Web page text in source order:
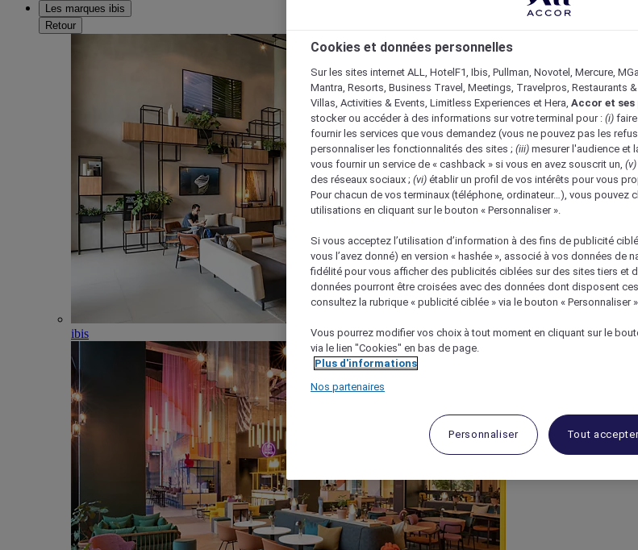
Les marques ibis
Retour
ibis
Cookies et données personnelles
Sur les sites internet ALL, HotelF1, Ibis, Pullman, Novotel, Mercure,
Mantra, Resorts, Business Travel, Meetings, Travelpros, Restaurants
Villas, Activities & Events, Limitless Experiences et Hera, Accor et
stocker ou accéder à des informations sur votre terminal pour : (i)
fournir les services que vous demandez (vous ne pouvez pas les
personnaliser les fonctionnalités des sites ; (iii) mesurer l'audience et
vous fournir un service de « cashback » si vous en avez souscrit un, (v)
des réseaux sociaux ; (vi) établir un profil de vos intérêts pour vous
Pour chacun de vos terminaux (téléphone, ordinateur…), vous pouvez
utilisations en cliquant sur le bouton « Personnaliser ».
Si vous acceptez l’utilisation d’information à des fins de publicité
vous l’avez donné) en version « hashée », associé à vos données de
fidélité pour vous afficher des publicités ciblées sur des sites tiers et
données pourront être croisées avec des données dont disposent
consultez la rubrique « publicité ciblée » via le bouton « Personnaliser
Vous pourrez modifier vos choix à tout moment en cliquant sur le
via le lien "Cookies" en bas de page.
Plus d'informations
Nos partenaires
Personnaliser Tout